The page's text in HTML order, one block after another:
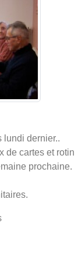
lundi dernier..
de cartes et rotin
prochaine.